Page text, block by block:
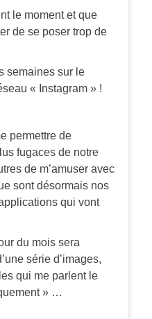
le moment et que
de se poser trop de
semaines sur le
« Instagram » !
permettre de
fugaces de notre
de m’amuser avec
sont désormais nos
qui vont
du mois sera
série d’images,
qui me parlent le
» …